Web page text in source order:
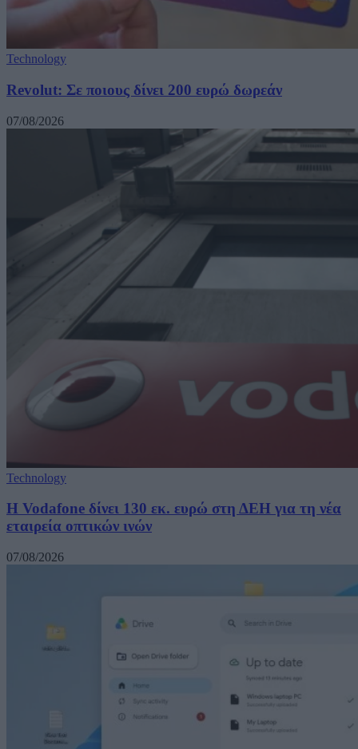
Technology
Revolut: Σε ποιους δίνει 200 ευρώ δωρεάν
07/08/2026
Technology
H Vodafone δίνει 130 εκ. ευρώ στη ΔΕΗ για τη νέα
εταιρεία οπτικών ινών
07/08/2026